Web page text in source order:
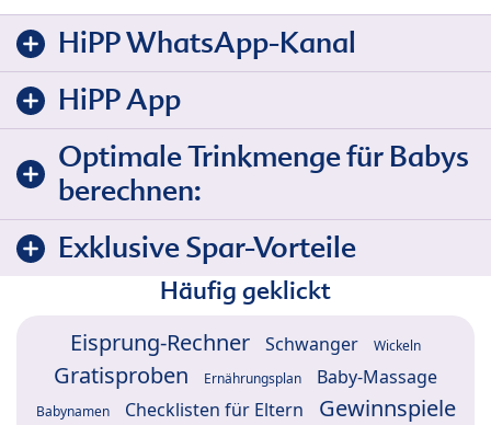
HiPP WhatsApp-Kanal
HiPP App
Optimale Trinkmenge für Babys
berechnen:
Exklusive Spar-Vorteile
Häufig geklickt
Eisprung-Rechner Schwanger Wickeln
Gratisproben Ernährungsplan Baby-Massage
Babynamen Checklisten für Eltern
Gewinnspiele